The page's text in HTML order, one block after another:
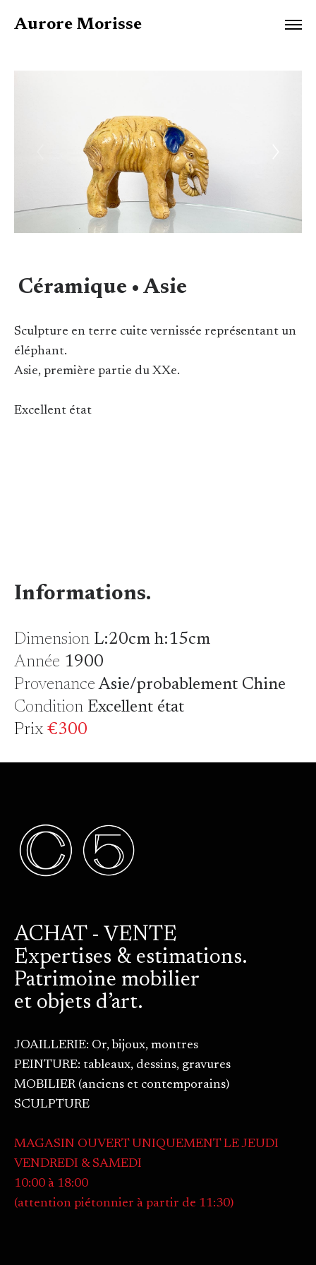
Aurore Morisse
Céramique • Asie
Sculpture en terre cuite vernissée représentant un
éléphant.
Asie, première partie du XXe.
Excellent état
Informations.
DimensionL:20cm h:15cm
Année 1900
Provenance Asie/probablement Chine
Condition Excellent état
Prix€300
ACHAT - VENTE
Expertises & estimations.
Patrimoine mobilier
et objets d’art.
JOAILLERIE: Or, bijoux, montres
PEINTURE: tableaux, dessins, gravures
MOBILIER (anciens et contemporains)
SCULPTURE
MAGASIN OUVERT UNIQUEMENT LE JEUDI
VENDREDI & SAMEDI
10:00 à 18:00
(attention piétonnier à partir de 11:30)